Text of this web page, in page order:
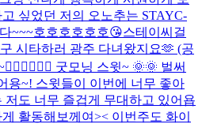
싶었던 저의 오노추는 STAYC-
~~~호호호호호호😘스테이씨걸
시타하러 광주 다녀왔지요🫶 (공
굿모닝 스윗~ 🌞🌞 벌써
용~! 스윗들이 이번에 너무 좋아
도 너무 즐겁게 무대하고 있어욥
활동해보께여>< 이번주도 화이